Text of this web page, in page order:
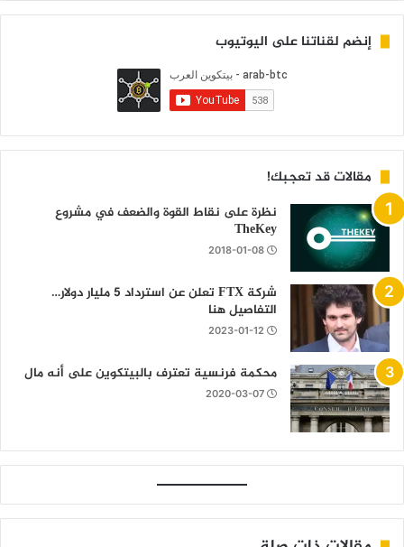
إنضم لقناتنا على اليوتيوب
مقالات قد تعجبك!
نظرة على نقاط القوة والضعف في مشروع
TheKey
2018-01-08
شركة FTX تعلن عن استرداد 5 مليار دولار…
التفاصيل هنا
2023-01-12
محكمة فرنسية تعترف بالبيتكوين على أنه مال
2020-03-07